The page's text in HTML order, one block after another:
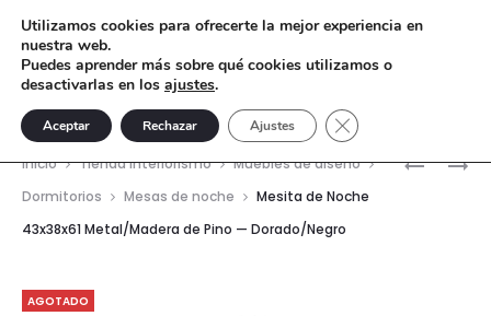
MESA
MESA
Inicio Tienda interiorismo
Muebles de diseño
Dormitorios
Mesas de noche
Mesita de Noche
43x38x61 Metal/Madera de Pino — Dorado/Negro
AGOTADO
Utilizamos cookies para ofrecerte la mejor experiencia en
nuestra web.
Puedes aprender más sobre qué cookies utilizamos o
desactivarlas en los ajustes.
Aceptar Rechazar Ajustes Cerrar el banner de